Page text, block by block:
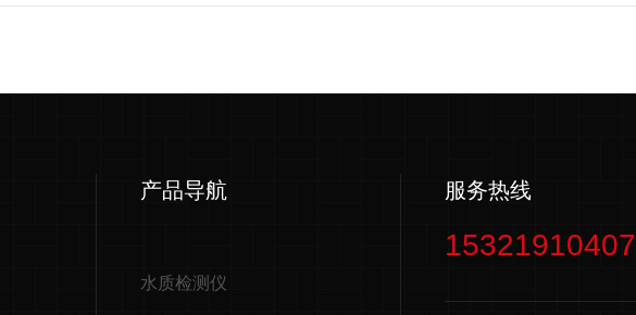
产品导航
水质检测仪
服务热线
15321910407